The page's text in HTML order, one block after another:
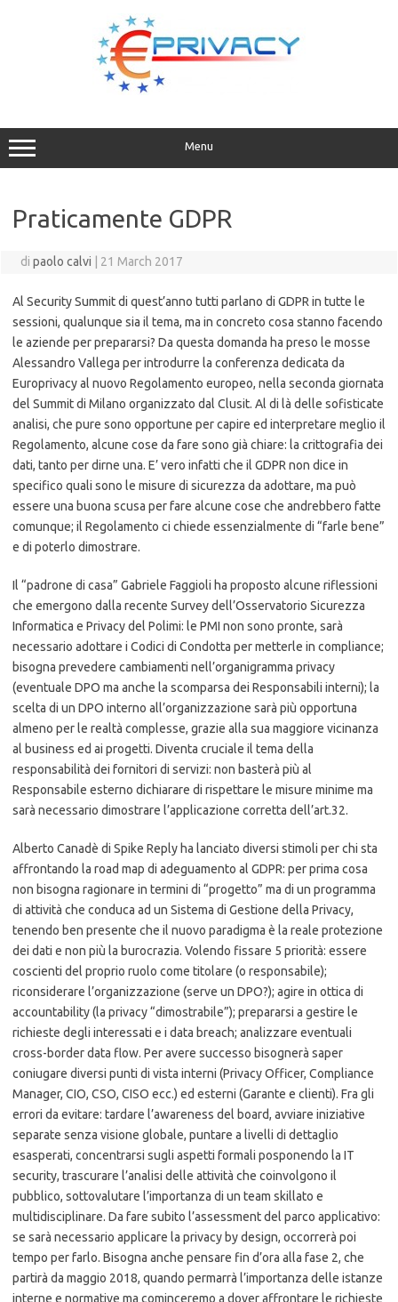
Menu
Praticamente GDPR
di paolo calvi 21 March 2017
Al Security Summit di quest’anno tutti parlano di GDPR in tutte le
sessioni, qualunque sia il tema, ma in concreto cosa stanno facendo
le aziende per prepararsi? Da questa domanda ha preso le mosse
Alessandro Vallega per introdurre la conferenza dedicata da
Europrivacy al nuovo Regolamento europeo, nella seconda giornata
del Summit di Milano organizzato dal Clusit. Al di là delle sofisticate
analisi, che pure sono opportune per capire ed interpretare meglio il
Regolamento, alcune cose da fare sono già chiare: la crittografia dei
dati, tanto per dirne una. E’ vero infatti che il GDPR non dice in
specifico quali sono le misure di sicurezza da adottare, ma può
essere una buona scusa per fare alcune cose che andrebbero fatte
comunque; il Regolamento ci chiede essenzialmente di “farle bene”
e di poterlo dimostrare.
Il “padrone di casa” Gabriele Faggioli ha proposto alcune riflessioni
che emergono dalla recente Survey dell’Osservatorio Sicurezza
Informatica e Privacy del Polimi: le PMI non sono pronte, sarà
necessario adottare i Codici di Condotta per metterle in compliance;
bisogna prevedere cambiamenti nell’organigramma privacy
(eventuale DPO ma anche la scomparsa dei Responsabili interni); la
scelta di un DPO interno all’organizzazione sarà più opportuna
almeno per le realtà complesse, grazie alla sua maggiore vicinanza
al business ed ai progetti. Diventa cruciale il tema della
responsabilità dei fornitori di servizi: non basterà più al
Responsabile esterno dichiarare di rispettare le misure minime ma
sarà necessario dimostrare l’applicazione corretta dell’art.32.
Alberto Canadè di Spike Reply ha lanciato diversi stimoli per chi sta
affrontando la road map di adeguamento al GDPR: per prima cosa
non bisogna ragionare in termini di “progetto” ma di un programma
di attività che conduca ad un Sistema di Gestione della Privacy,
tenendo ben presente che il nuovo paradigma è la reale protezione
dei dati e non più la burocrazia. Volendo fissare 5 priorità: essere
coscienti del proprio ruolo come titolare (o responsabile);
riconsiderare l’organizzazione (serve un DPO?); agire in ottica di
accountability (la privacy “dimostrabile”); prepararsi a gestire le
richieste degli interessati e i data breach; analizzare eventuali
cross-border data flow. Per avere successo bisognerà saper
coniugare diversi punti di vista interni (Privacy Officer, Compliance
Manager, CIO, CSO, CISO ecc.) ed esterni (Garante e clienti). Fra gli
errori da evitare: tardare l’awareness del board, avviare iniziative
separate senza visione globale, puntare a livelli di dettaglio
esasperati, concentrarsi sugli aspetti formali posponendo la IT
security, trascurare l’analisi delle attività che coinvolgono il
pubblico, sottovalutare l’importanza di un team skillato e
multidisciplinare. Da fare subito l’assessment del parco applicativo:
se sarà necessario applicare la privacy by design, occorrerà poi
tempo per farlo. Bisogna anche pensare fin d’ora alla fase 2, che
partirà da maggio 2018, quando permarrà l’importanza delle istanze
interne e normative ma cominceremo a dover affrontare le richieste